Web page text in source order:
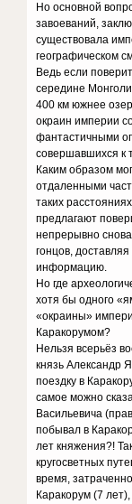
Но основной
завоеваний,
существовала
географическом
Ведь если
середине
400 км южнее
окраин империи
фантастичными
совершавшихся к
Каким образом
отдаленными
таких
предлагают
непрерывно
гонцов,
информацию.
Но где
хотя бы одного
«окраины»
Каракорумом?
Нельзя всерьёз
князь Александр
поездку в
самое можно
Васильевича
побывал в
лет княжения?!
кругосветных
время,
Каракорум (7